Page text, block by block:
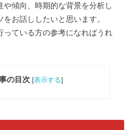
や傾向、時期的な背景を分析し
お話ししたいと思います。
っている方の参考になればうれ
の目次 [表示する]